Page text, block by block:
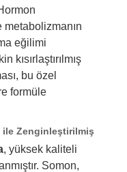
eğilimi
kısırlaştırılmış
bu özel
formüle
ile Zenginleştirilmiş
, yüksek kaliteli
Somon,